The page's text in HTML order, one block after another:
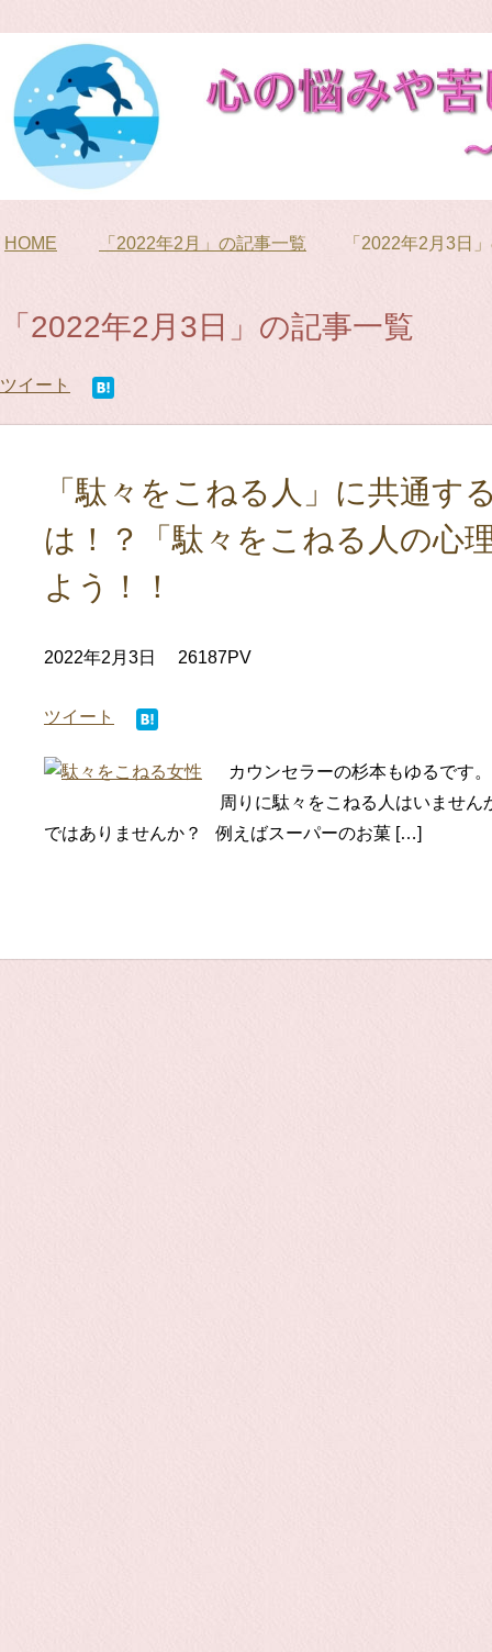
HOME 「2022年2月」の記事一覧 「2022年2月3日
「2022年2月3日」の記事一覧
ツイート
「駄々をこねる人」に共通す
は！？「駄々をこねる人の心
よう！！
2022年2月3日 26187PV
ツイート
カウンセラーの杉本もゆるです
周りに駄々をこねる人はいませ
ではありませんか？ 例えばスーパーのお菓 […]